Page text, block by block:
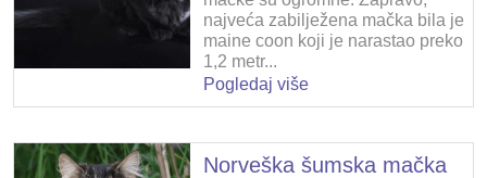
najveća zabilježena mačka bila je
maine coon koji je narastao preko
1,2 metr...
Pogledaj više
Norveška šumska mačka